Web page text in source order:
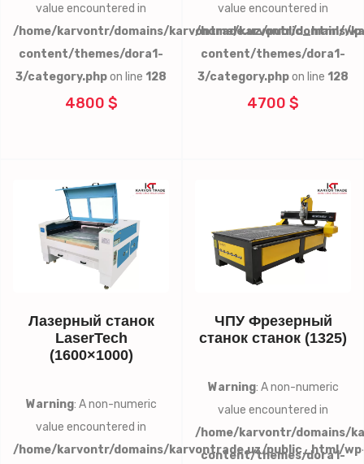
value encountered in
/home/karvontr/domains/karvontrade.uz/public_html/
content/themes/dora1-
3/category.phpon line 128
4800 $
value encountered in
/home/karvontr/domains/
content/themes/dora1-
3/category.phpon line 128
4700 $
Лазерный станок
LaserTech
(1600×1000)
Warning: A non-numeric
value encountered in
/home/karvontr/domains/karvontrade.uz/public_html/
ЧПУ Фрезерный
станок станок (1325)
Warning: A non-numeric
value encountered in
/home/karvontr/domains/
content/themes/dora1-